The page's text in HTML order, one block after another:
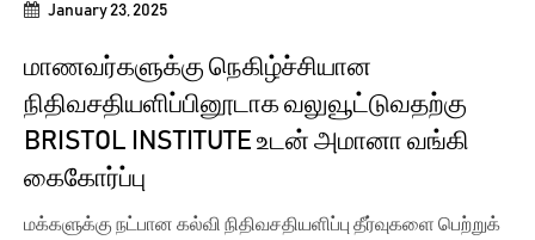
January 23, 2025
மாணவர்களுக்கு நெகிழ்ச்சியான
நிதிவசதியளிப்பினூடாக வலுவூட்டுவதற்கு
BRISTOL INSTITUTE உடன் அமானா வங்கி
கைகோர்ப்பு
மக்களுக்கு நட்பான கல்வி நிதிவசதியளிப்பு தீர்வுகளை பெற்றுக்